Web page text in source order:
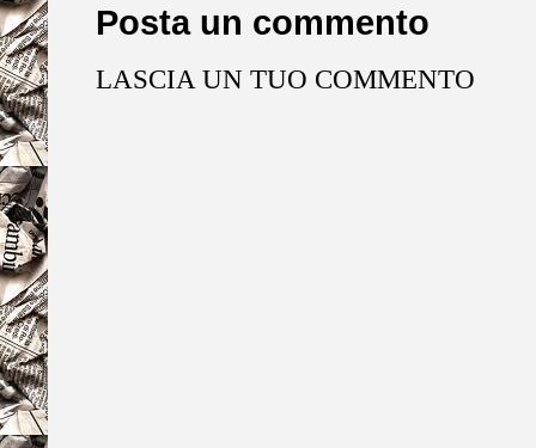
Posta un commento
LASCIA UN TUO COMMENTO